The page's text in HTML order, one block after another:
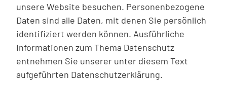
unsere Website besuchen. Personenbezogene
Daten sind alle Daten, mit denen Sie persönlich
identifiziert werden können. Ausführliche
Informationen zum Thema Datenschutz
entnehmen Sie unserer unter diesem Text
aufgeführten Datenschutzerklärung.